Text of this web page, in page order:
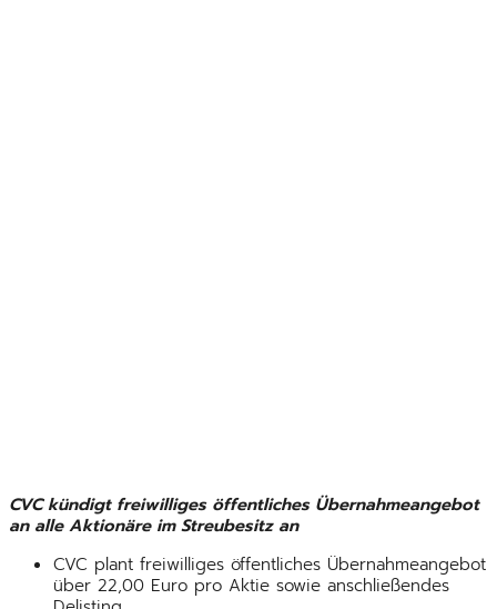
CVC kündigt freiwilliges öffentliches Übernahmeangebot
an alle Aktionäre im Streubesitz an
CVC plant freiwilliges öffentliches Übernahmeangebot
über 22,00 Euro pro Aktie sowie anschließendes